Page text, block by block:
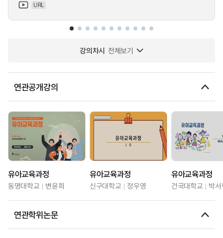
URL
강의차시 전체보기
연관공개강의
유아교육과정
동명대학교 변윤희
유아교육과정
신구대학교 정우영
유아교육과정
건국대학교 박
연관학위논문